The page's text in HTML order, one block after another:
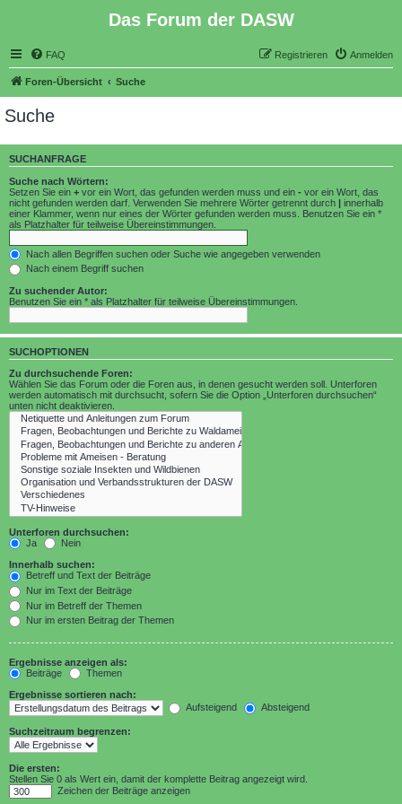
Das Forum der DASW
FAQ Anmelden
Registrieren
Foren-Übersicht Suche
Suche
SUCHANFRAGE
Suche nach Wörtern:
Setzen Sie ein + vor ein Wort, das gefunden werden muss und ein - vor ein Wort, das
nicht gefunden werden darf. Verwenden Sie mehrere Wörter getrennt durch | innerhalb
einer Klammer, wenn nur eines der Wörter gefunden werden muss. Benutzen Sie ein *
als Platzhalter für teilweise Übereinstimmungen.
Nach allen Begriffen suchen oder Suche wie angegeben verwenden
Nach einem Begriff suchen
Zu suchender Autor:
Benutzen Sie ein * als Platzhalter für teilweise Übereinstimmungen.
SUCHOPTIONEN
Zu durchsuchende Foren:
Wählen Sie das Forum oder die Foren aus, in denen gesucht werden soll. Unterforen
werden automatisch mit durchsucht, sofern Sie die Option „Unterforen durchsuchen“
unten nicht deaktivieren.
Unterforen durchsuchen:
Ja
Nein
Innerhalb suchen:
Betreff und Text der Beiträge
Nur im Text der Beiträge
Nur im Betreff der Themen
Nur im ersten Beitrag der Themen
Ergebnisse anzeigen als:
Beiträge
Themen
Ergebnisse sortieren nach:
Aufsteigend
Absteigend
Suchzeitraum begrenzen:
Die ersten:
Stellen Sie 0 als Wert ein, damit der komplette Beitrag angezeigt wird.
Zeichen der Beiträge anzeigen